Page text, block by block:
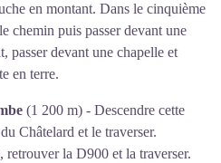
en montant. Dans le cinquième
chemin puis passer devant une
passer devant une chapelle et
en terre.
(1 200 m) - Descendre cette
Châtelard et le traverser.
retrouver la D900 et la traverser.